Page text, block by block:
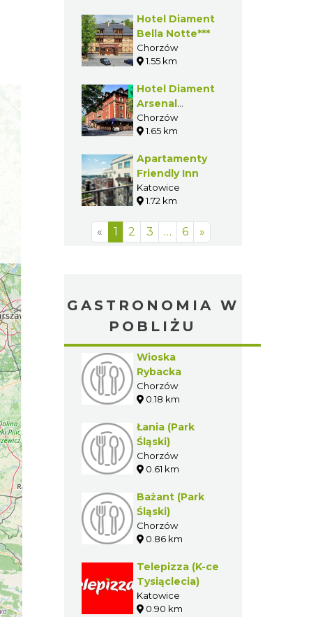
Hotel Diament
Bella Notte***
Chorzów
1.55 km
Hotel Diament
Arsenal
Palace****
Chorzów
1.65 km
Apartamenty
Friendly Inn
Katowice
1.72 km
« 1 2 3 … 6 »
GASTRONOMIA W
POBLIŻU
Wioska
Rybacka
Chorzów
0.18 km
Łania (Park
Śląski)
Chorzów
0.61 km
Bażant (Park
Śląski)
Chorzów
0.86 km
Telepizza (K-ce
Tysiąclecia)
Katowice
0.90 km